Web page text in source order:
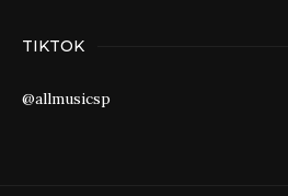
TIKTOK
@allmusicsp